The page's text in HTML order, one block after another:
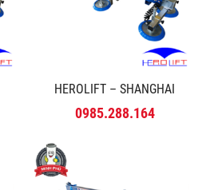
HEROLIFT – SHANGHAI
0985.288.164